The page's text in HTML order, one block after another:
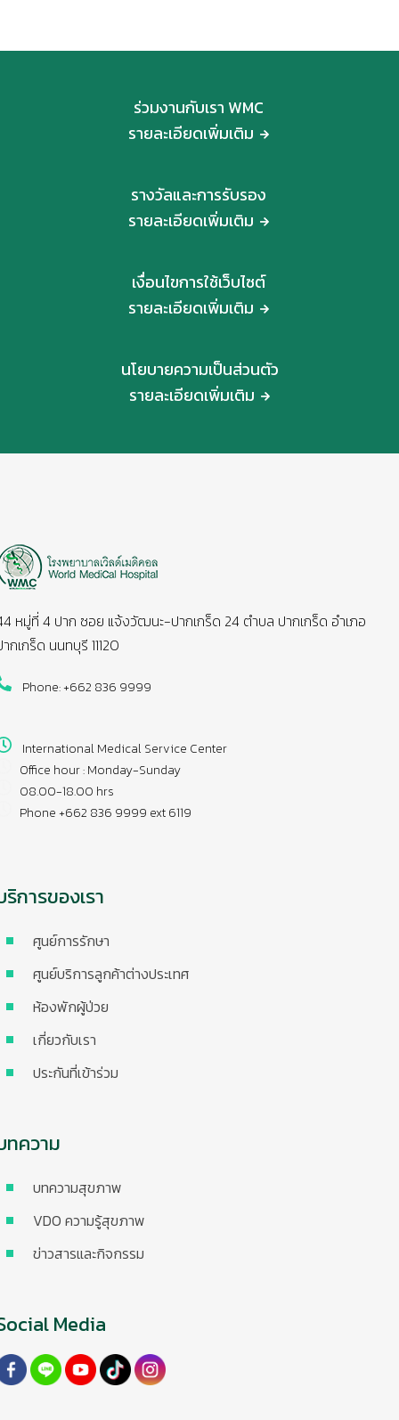
ร่วมงานกับเรา WMC
รายละเอียดเพิ่มเติม
รางวัลและการรับรอง
รายละเอียดเพิ่มเติม
เงื่อนไขการใช้เว็บไซต์
รายละเอียดเพิ่มเติม
นโยบายความเป็นส่วนตัว
รายละเอียดเพิ่มเติม
หมู่ที่ 4 ปาก ซอย แจ้งวัฒนะ-ปากเกร็ด 24 ตำบล ปากเกร็ด อำเภอ
กเกร็ด นนทบุรี 11120
Phone: +662 836 9999
International Medical Service Center
Office hour : Monday-Sunday
08.00-18.00 hrs
Phone +662 836 9999 ext 6119
ริการของเรา
ศูนย์การรักษา
ศูนย์บริการลูกค้าต่างประเทศ
ห้องพักผู้ป่วย
เกี่ยวกับเรา
ประกันที่เข้าร่วม
ทความ
บทความสุขภาพ
VDO ความรู้สุขภาพ
ข่าวสารและกิจกรรม
Media